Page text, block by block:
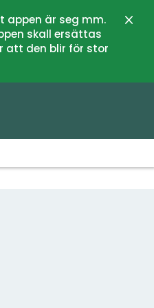
appen är seg mm.
skall ersättas
att den blir för stor